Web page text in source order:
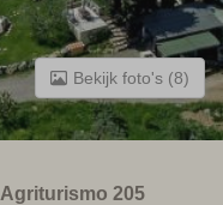
Bekijk foto's (8)
Agriturismo 205